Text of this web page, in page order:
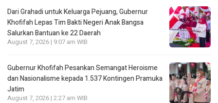
Dari Grahadi untuk Keluarga Pejuang, Gubernur
Khofifah Lepas Tim Bakti Negeri Anak Bangsa
Salurkan Bantuan ke 22 Daerah
August 7, 2026 | 9:07 am WIB
Gubernur Khofifah Pesankan Semangat Heroisme
dan Nasionalisme kepada 1.537 Kontingen Pramuka
Jatim
August 7, 2026 | 2:27 am WIB